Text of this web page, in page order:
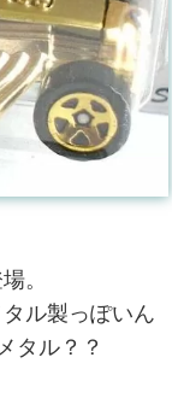
。
ル製っぽいん
タル？？